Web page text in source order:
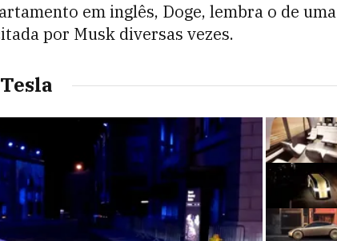
em inglês, Doge, lembra o de uma
por Musk diversas vezes.